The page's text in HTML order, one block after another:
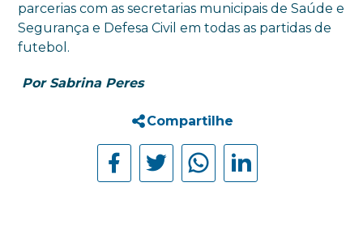
parcerias com as secretarias municipais de Saúde e
Segurança e Defesa Civil em todas as partidas de
futebol.
Por Sabrina Peres
Compartilhe